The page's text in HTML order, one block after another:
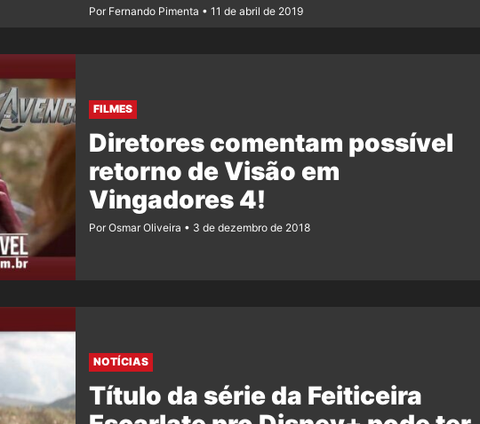
Por Fernando Pimenta 11 de abril de 2019
FILMES
Diretores comentam possível
retorno de Visão em
Vingadores 4!
Por Osmar Oliveira 3 de dezembro de 2018
NOTÍCIAS
Título da série da Feiticeira